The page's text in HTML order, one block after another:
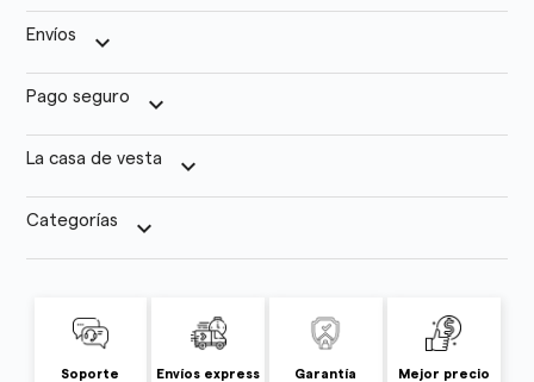
Envíos keyboard_arrow_down
Pago seguro keyboard_arrow_down
La casa de vesta keyboard_arrow_down
Categorías keyboard_arrow_down
Soporte Envíos express Garantía Mejor precio